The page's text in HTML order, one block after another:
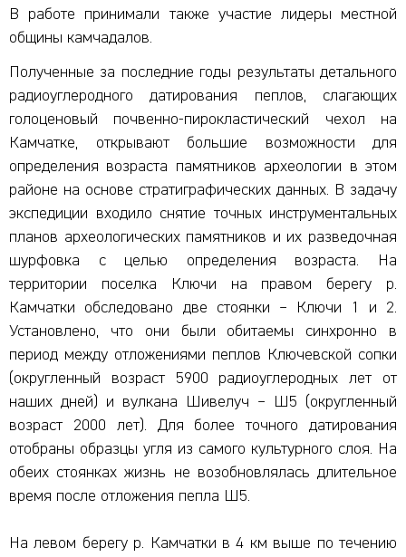
В работе принимали также участие лидеры местной
общины камчадалов.
Полученные за последние годы результаты детального
радиоуглеродного датирования пеплов, слагающих
голоценовый почвенно-пирокластический чехол на
Камчатке, открывают большие возможности для
определения возраста памятников археологии в этом
районе на основе стратиграфических данных. В задачу
экспедиции входило снятие точных инструментальных
планов археологических памятников и их разведочная
шурфовка с целью определения возраста. На
территории поселка Ключи на правом берегу р.
Камчатки обследовано две стоянки – Ключи 1 и 2.
Установлено, что они были обитаемы синхронно в
период между отложениями пеплов Ключевской сопки
(округленный возраст 5900 радиоуглеродных лет от
наших дней) и вулкана Шивелуч – Ш5 (округленный
возраст 2000 лет). Для более точного датирования
отобраны образцы угля из самого культурного слоя. На
обеих стоянках жизнь не возобновлялась длительное
время после отложения пепла Ш5.
На левом берегу р. Камчатки в 4 км выше по течению